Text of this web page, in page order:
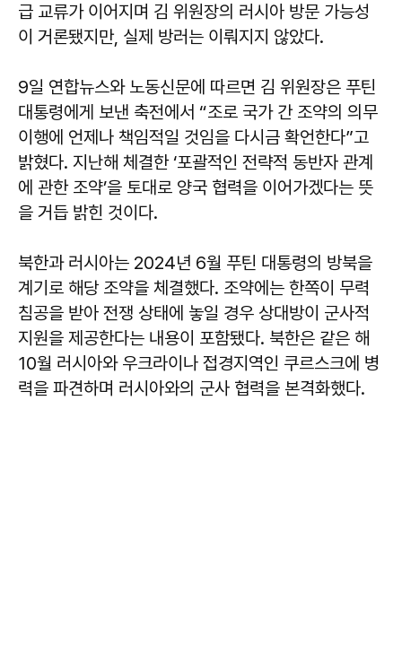
급 교류가 이어지며 김 위원장의 러시아 방문 가능성
이 거론됐지만, 실제 방러는 이뤄지지 않았다.
9일 연합뉴스와 노동신문에 따르면 김 위원장은 푸틴
대통령에게 보낸 축전에서 “조로 국가 간 조약의 의무
이행에 언제나 책임적일 것임을 다시금 확언한다”고
밝혔다. 지난해 체결한 ‘포괄적인 전략적 동반자 관계
에 관한 조약’을 토대로 양국 협력을 이어가겠다는 뜻
을 거듭 밝힌 것이다.
북한과 러시아는 2024년 6월 푸틴 대통령의 방북을
계기로 해당 조약을 체결했다. 조약에는 한쪽이 무력
침공을 받아 전쟁 상태에 놓일 경우 상대방이 군사적
지원을 제공한다는 내용이 포함됐다. 북한은 같은 해
10월 러시아와 우크라이나 접경지역인 쿠르스크에 병
력을 파견하며 러시아와의 군사 협력을 본격화했다.